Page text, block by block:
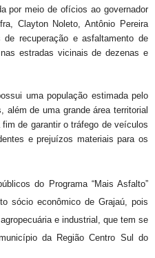
por meio de ofícios ao governador
Clayton Noleto, Antônio Pereira
recuperação e asfaltamento de
estradas vicinais de dezenas e
uma população estimada pelo
além de uma grande área territorial
de garantir o tráfego de veículos
e prejuízos materiais para os
do Programa “Mais Asfalto”
sócio econômico de Grajaú, pois
e industrial, que tem se
da Região Centro Sul do